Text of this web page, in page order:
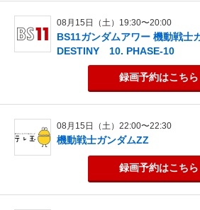
08月15日（土）19:30〜20:00
BS11ガンダムアワー 機動戦士
DESTINY 10. PHASE-10
録画予約はこちら
08月15日（土）22:00〜22:30
機動戦士ガンダムZZ
録画予約はこちら